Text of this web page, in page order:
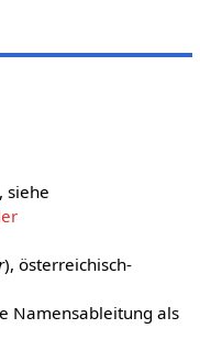
siehe
), österreichisch-
Namensableitung als